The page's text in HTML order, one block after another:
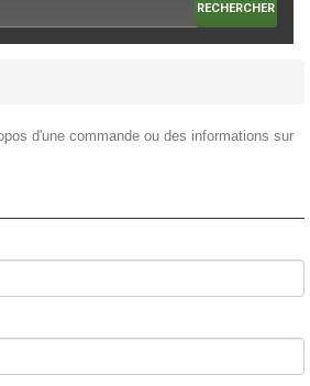
RECHERCHER
d'une commande ou des informations sur